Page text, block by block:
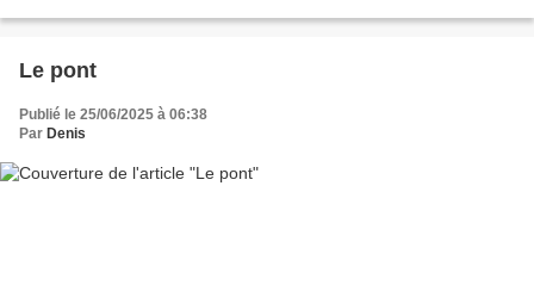
Le pont
Publié le 25/06/2025 à 06:38
Par Denis